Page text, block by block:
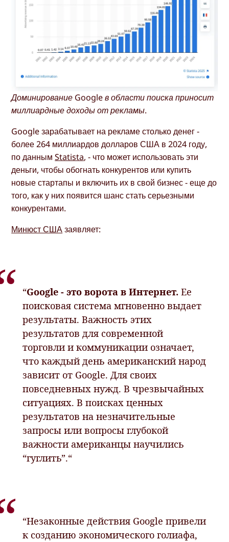
Доминирование Google в области поиска приносит
миллиардные доходы от рекламы.
Google зарабатывает на рекламе столько денег -
более 264 миллиардов долларов США в 2024 году,
по даннымStatista, - что может использовать эти
деньги, чтобы обогнать конкурентов или купить
новые стартапы и включить их в свой бизнес - еще до
того, как у них появится шанс стать серьезными
конкурентами.
Минюст СШАзаявляет:
“Google - это ворота в Интернет. Ее
поисковая система мгновенно выдает
результаты. Важность этих
результатов для современной
торговли и коммуникации означает,
что каждый день американский народ
зависит от Google. Для своих
повседневных нужд. В чрезвычайных
ситуациях. В поисках ценных
результатов на незначительные
запросы или вопросы глубокой
важности американцы научились
“гуглить”.“
“Незаконные действия Google привели
к созданию экономического голиафа,